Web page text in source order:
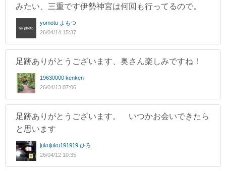
みたい、三重です伊勢神宮は何回も行ってるので。
yomotu よもつ
26/04/14 15:37
足跡ありがとうございます、奥さん楽しみですね！
19630000 kenken
26/04/13 07:06
足跡ありがとうございます。 いつかお会いできたら
と思います
jukujuku191919 ひろ
26/04/12 10:35